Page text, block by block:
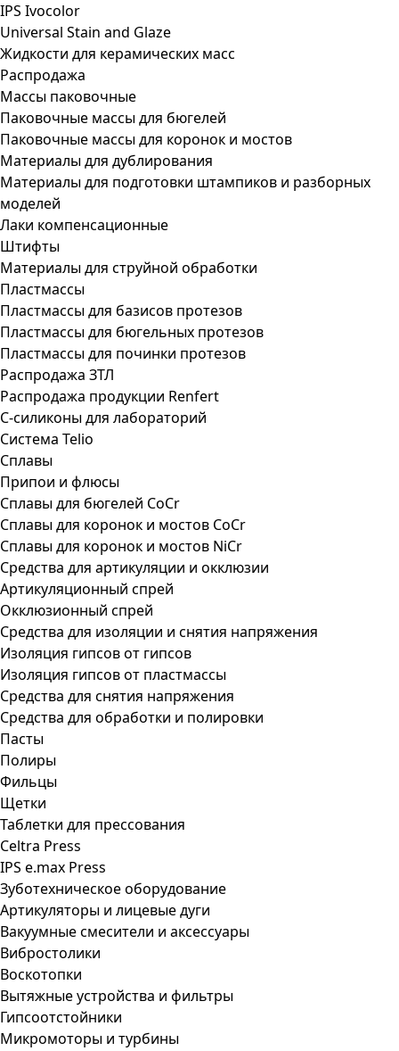
IPS Ivocolor
Universal Stain and Glaze
Жидкости для керамических масс
Распродажа
Массы паковочные
Паковочные массы для бюгелей
Паковочные массы для коронок и мостов
Материалы для дублирования
Материалы для подготовки штампиков и разборных
моделей
Лаки компенсационные
Штифты
Материалы для струйной обработки
Пластмассы
Пластмассы для базисов протезов
Пластмассы для бюгельных протезов
Пластмассы для починки протезов
Распродажа ЗТЛ
Распродажа продукции Renfert
С-силиконы для лабораторий
Система Telio
Сплавы
Припои и флюсы
Сплавы для бюгелей CoCr
Сплавы для коронок и мостов CoCr
Сплавы для коронок и мостов NiCr
Средства для артикуляции и окклюзии
Артикуляционный спрей
Окклюзионный спрей
Средства для изоляции и снятия напряжения
Изоляция гипсов от гипсов
Изоляция гипсов от пластмассы
Средства для снятия напряжения
Средства для обработки и полировки
Пасты
Полиры
Фильцы
Щетки
Таблетки для прессования
Celtra Press
IPS e.max Press
Зуботехническое оборудование
Артикуляторы и лицевые дуги
Вакуумные смесители и аксессуары
Вибростолики
Воскотопки
Вытяжные устройства и фильтры
Гипсоотстойники
Микромоторы и турбины